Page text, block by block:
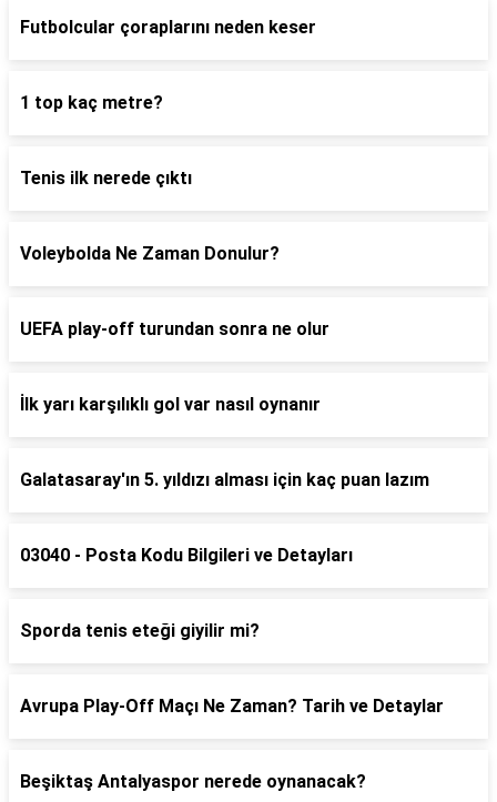
Futbolcular çoraplarını neden keser
1 top kaç metre?
Tenis ilk nerede çıktı
Voleybolda Ne Zaman Donulur?
UEFA play-off turundan sonra ne olur
İlk yarı karşılıklı gol var nasıl oynanır
Galatasaray'ın 5. yıldızı alması için kaç puan lazım
03040 - Posta Kodu Bilgileri ve Detayları
Sporda tenis eteği giyilir mi?
Avrupa Play-Off Maçı Ne Zaman? Tarih ve Detaylar
Beşiktaş Antalyaspor nerede oynanacak?